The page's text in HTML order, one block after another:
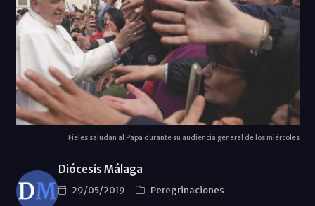
Fieles saludan al Papa durante su audiencia general de los miércoles
Diócesis Málaga
29/05/2019
Peregrinaciones